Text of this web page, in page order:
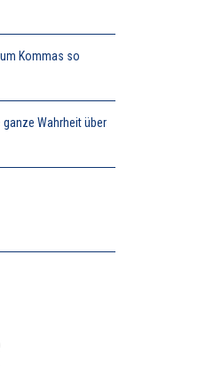
Kommas so
ganze Wahrheit über